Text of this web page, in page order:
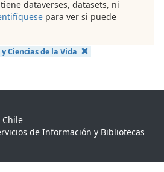
dataverses, datasets, ni
para ver si puede
Ciencias de la Vida
Chile
de Información y Bibliotecas